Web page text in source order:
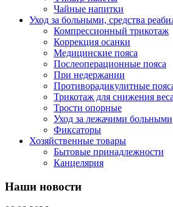
Чайные напитки
Уход за больными, средства
Компрессионный трикотаж
Коррекция осанки
Медицинские пояса
Послеоперационные пояса
При недержании
Противорадикулитные
Трикотаж для снижения веса
Трости опорные
Уход за лежачими больными
Фиксаторы
Хозяйственные товары
Бытовые принадлежности
Канцелярия
Наши новости